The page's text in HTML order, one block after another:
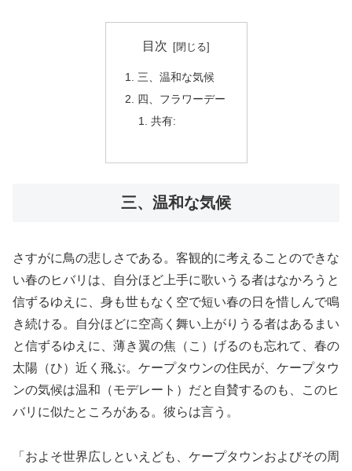
目次
三、温和な気候
四、フラワーデー
共有:
三、温和な気候
さすがに鳥の悲しさである。客観的に考えることのできな
い春のヒバリは、自分ほど上手に歌いうる者はなかろうと
信ずるゆえに、身も世もなく空で短い春の日を惜しんで鳴
き続ける。自分ほどに空高く舞い上がりうる者はあるまい
と信ずるゆえに、薄き翼の焦（こ）げるのも忘れて、春の
太陽（ひ）近く飛ぶ。ケープタウンの住民が、ケープタウ
ンの気候は温和（モデレート）だと自賛するのも、このヒ
バリに似たところがある。彼らは言う。
「およそ世界広しといえども、ケープタウンおよびその周